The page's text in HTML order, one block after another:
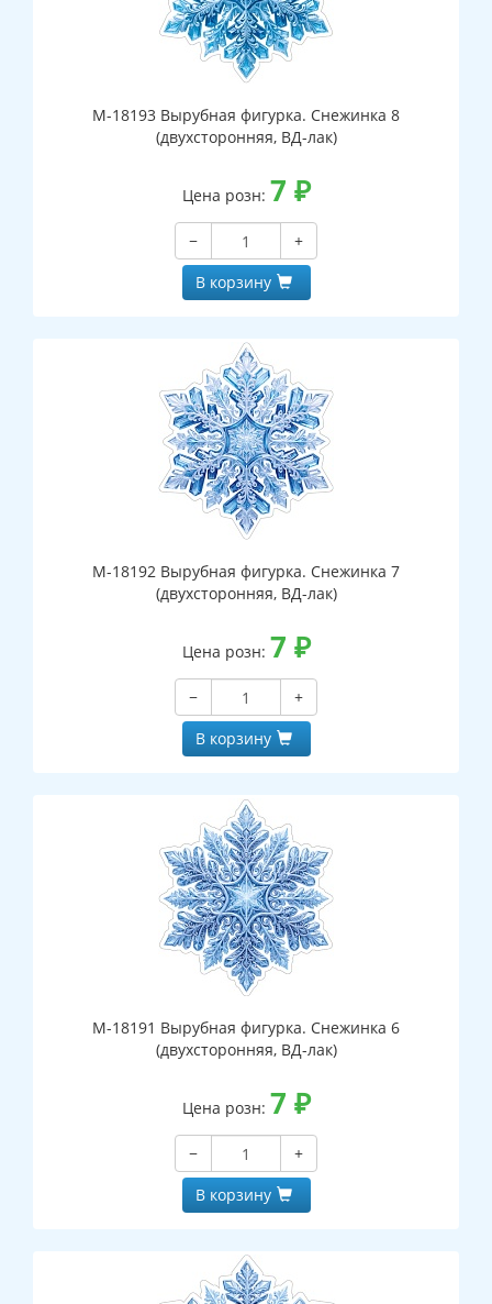
М-18193 Вырубная фигурка. Снежинка 8
(двухсторонняя, ВД-лак)
Цена розн: 7 ₽
−
+
В корзину
М-18192 Вырубная фигурка. Снежинка 7
(двухсторонняя, ВД-лак)
Цена розн: 7 ₽
−
+
В корзину
М-18191 Вырубная фигурка. Снежинка 6
(двухсторонняя, ВД-лак)
Цена розн: 7 ₽
−
+
В корзину